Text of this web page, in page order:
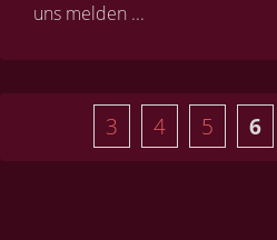
uns melden ...
3 4 5 6